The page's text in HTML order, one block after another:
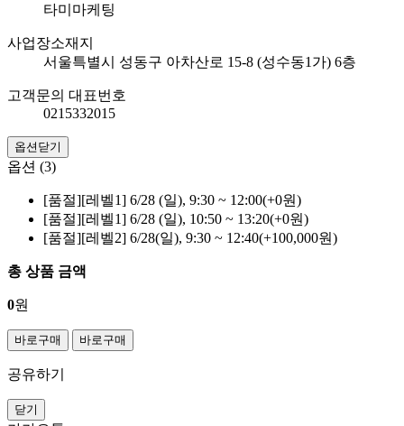
타미마케팅
사업장소재지
서울특별시 성동구 아차산로 15-8 (성수동1가) 6층
고객문의 대표번호
0215332015
옵션닫기
옵션 (3)
[품절][레벨1] 6/28 (일), 9:30 ~ 12:00(+0원)
[품절][레벨1] 6/28 (일), 10:50 ~ 13:20(+0원)
[품절][레벨2] 6/28(일), 9:30 ~ 12:40(+100,000원)
총 상품 금액
0원
바로구매 바로구매
공유하기
닫기